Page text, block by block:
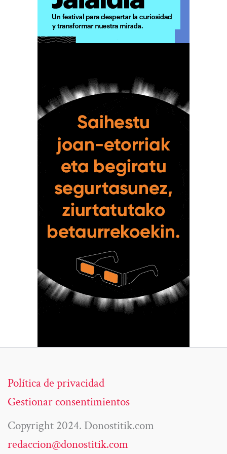
Política de privacidad
Gestionar consentimientos
Copyright 2024. Donostitik.com
redaccion@donostitik.com